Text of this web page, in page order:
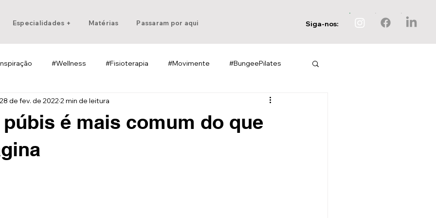
Especialidades + Matérias Passaram por aqui Siga-nos:
#Wellness #Fisioterapia #Movimente #BungeePilates
é mais comum do que
28 de fev. de 2022 2 min de leitura